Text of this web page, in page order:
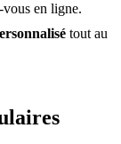
vous en ligne.
tout au